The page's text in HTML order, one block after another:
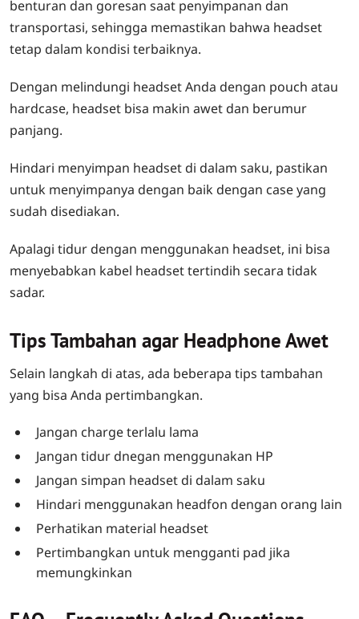
benturan dan goresan saat penyimpanan dan
transportasi, sehingga memastikan bahwa headset
tetap dalam kondisi terbaiknya.
Dengan melindungi headset Anda dengan pouch atau
hardcase, headset bisa makin awet dan berumur
panjang.
Hindari menyimpan headset di dalam saku, pastikan
untuk menyimpanya dengan baik dengan case yang
sudah disediakan.
Apalagi tidur dengan menggunakan headset, ini bisa
menyebabkan kabel headset tertindih secara tidak
sadar.
Tips Tambahan agar Headphone Awet
Selain langkah di atas, ada beberapa tips tambahan
yang bisa Anda pertimbangkan.
Jangan charge terlalu lama
Jangan tidur dnegan menggunakan HP
Jangan simpan headset di dalam saku
Hindari menggunakan headfon dengan orang lain
Perhatikan material headset
Pertimbangkan untuk mengganti pad jika
memungkinkan